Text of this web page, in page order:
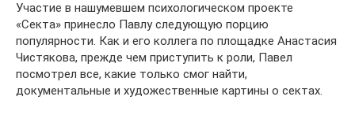
Участие в нашумевшем психологическом проекте
«Секта» принесло Павлу следующую порцию
популярности. Как и его коллега по площадке Анастасия
Чистякова, прежде чем приступить к роли, Павел
посмотрел все, какие только смог найти,
документальные и художественные картины о сектах.